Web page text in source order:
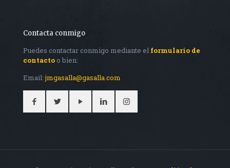
Contacta conmigo
Puedes contactar conmigo mediante el formulario de
contacto o bien:
Email:jmgasalla@gasalla.com